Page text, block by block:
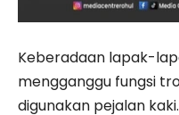
Keberadaan lapak-
mengganggu fungsi
digunakan pejalan